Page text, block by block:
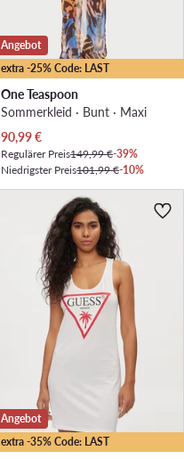
extra -25% Code: LAST
Angebot
One Teaspoon
Sommerkleid · Bunt · Maxi
Aktueller Preis
90,99€
Regulärer Preis149,99 €-39%
Niedrigster Preis101,99 €-10%
extra -35% Code: LAST
Angebot